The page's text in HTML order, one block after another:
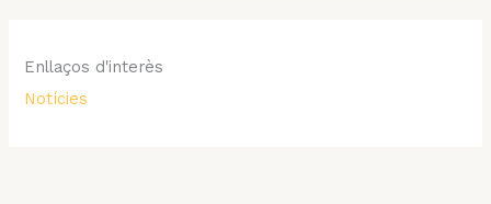
Enllaços d'interès
Notícies